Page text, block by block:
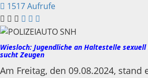
1517 Aufrufe
Wiesloch: Jugendliche an Haltestelle
sucht Zeugen
Am Freitag, den 09.08.2024, stand